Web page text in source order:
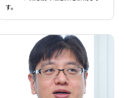
閉じる
す。